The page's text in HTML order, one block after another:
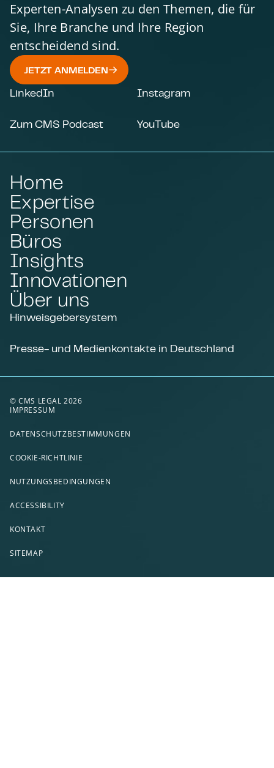
Experten-Analysen zu den Themen, die für
Sie, Ihre Branche und Ihre Region
entscheidend sind.
JETZT ANMELDEN
LinkedIn Instagram
Zum CMS Podcast YouTube
Home
Expertise
Personen
Büros
Insights
Innovationen
Über uns
Hinweisgebersystem
Presse- und Medienkontakte in Deutschland
© CMS LEGAL 2026
IMPRESSUM
DATENSCHUTZBESTIMMUNGEN
COOKIE-RICHTLINIE
NUTZUNGSBEDINGUNGEN
ACCESSIBILITY
KONTAKT
SITEMAP